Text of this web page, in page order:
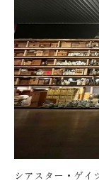
シアスター・ゲイ